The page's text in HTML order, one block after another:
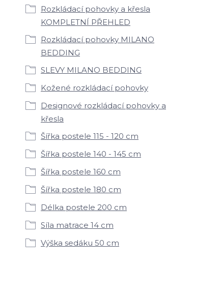
Rozkládací pohovky a křesla
KOMPLETNÍ PŘEHLED
Rozkládací pohovky MILANO
BEDDING
SLEVY MILANO BEDDING
Kožené rozkládací pohovky
Designové rozkládací pohovky a
křesla
Šířka postele 115 - 120 cm
Šířka postele 140 - 145 cm
Šířka postele 160 cm
Šířka postele 180 cm
Délka postele 200 cm
Síla matrace 14 cm
Výška sedáku 50 cm